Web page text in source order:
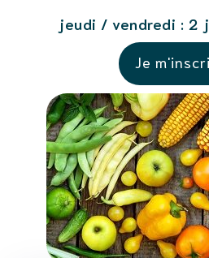
jeudi / vendredi : 2
Je